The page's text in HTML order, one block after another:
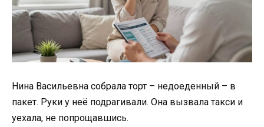
Нина Васильевна собрала торт – недоеденный – в
пакет. Руки у неё подрагивали. Она вызвала такси и
уехала, не попрощавшись.